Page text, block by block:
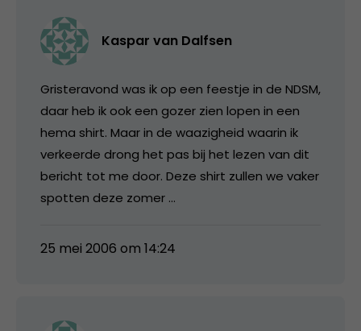
Kaspar van Dalfsen
Gristeravond was ik op een feestje in de NDSM,
daar heb ik ook een gozer zien lopen in een
hema shirt. Maar in de waazigheid waarin ik
verkeerde drong het pas bij het lezen van dit
bericht tot me door. Deze shirt zullen we vaker
spotten deze zomer …
25 mei 2006 om 14:24